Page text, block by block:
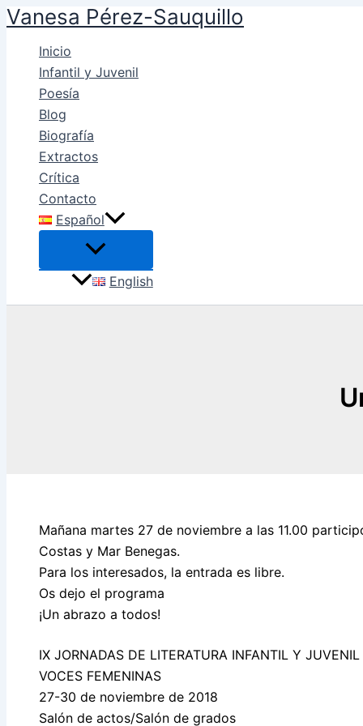
Ir
contenido
Vanesa Pérez-Sauquillo
Inicio
Infantil y Juvenil
Poesía
Blog
Biografía
Extractos
Crítica
Contacto
Español
English
Mañana martes 27 de noviembre a las 11.00
Costas y Mar Benegas.
Para los interesados, la entrada es libre.
Os dejo el programa
¡Un abrazo a todos!
IX JORNADAS DE LITERATURA INFANTIL Y JUVENIL
VOCES FEMENINAS
27-30 de noviembre de 2018
Salón de actos/Salón de grados